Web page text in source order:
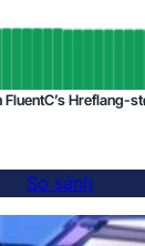
Hreflang-
So sánh